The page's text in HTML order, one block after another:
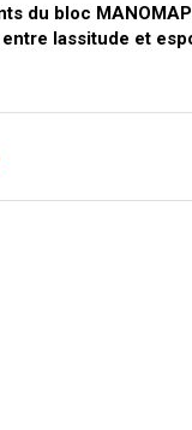
du bloc
entre lassitude et